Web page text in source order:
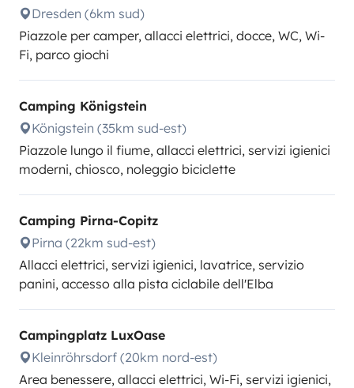
Dresden (6km sud)
Piazzole per camper, allacci elettrici, docce, WC, Wi-
Fi, parco giochi
Camping Königstein
Königstein (35km sud-est)
Piazzole lungo il fiume, allacci elettrici, servizi igienici
moderni, chiosco, noleggio biciclette
Camping Pirna-Copitz
Pirna (22km sud-est)
Allacci elettrici, servizi igienici, lavatrice, servizio
panini, accesso alla pista ciclabile dell'Elba
Campingplatz LuxOase
Kleinröhrsdorf (20km nord-est)
Area benessere, allacci elettrici, Wi-Fi, servizi igienici,